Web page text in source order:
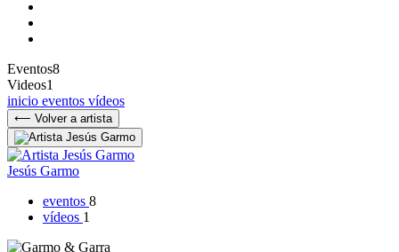
Eventos8
Videos1
inicio eventos vídeos
⟵ Volver a artista
Jesús Garmo
eventos 8
vídeos 1